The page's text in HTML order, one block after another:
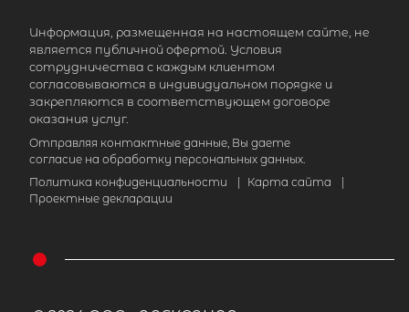
Информация, размещенная на настоящем сайте, не
является публичной офертой. Условия
сотрудничества с каждым клиентом
согласовываются в индивидуальном порядке и
закрепляются в соответствующем договоре
оказания услуг.
Отправляя контактные данные, Вы даете
согласие на обработку персональных данных.
Политика конфиденциальности
| Карта сайта
|
Проектные декларации